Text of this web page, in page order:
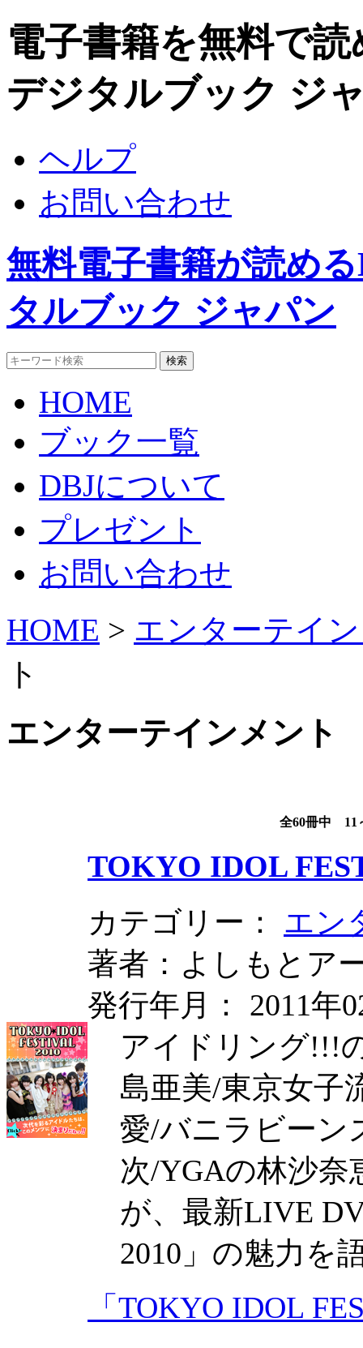
電子書籍を無料で
デジタルブック ジ
ヘルプ
お問い合わせ
無料電子書籍が読め
タルブック ジャパン
HOME
ブック一覧
DBJについて
プレゼント
お問い合わせ
HOME > エンターテイ
ト
エンターテインメント
全60冊中 11
TOKYO IDOL
カテゴリー： エン
著者：よしもとア
発行年月： 2011年
アイドリング!!!
島亜美/東京女子
愛/バニラビーン
次/YGAの林沙
が、最新LIVE
2010」の魅力を
「TOKYO IDOL